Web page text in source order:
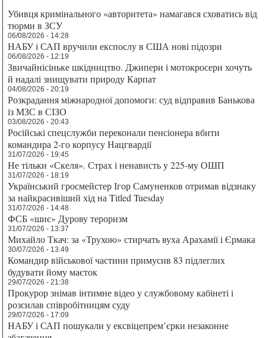
Убивця кримінального «авторитета» намагався сховатись від
тюрми в ЗСУ
06/08/2026 - 14:28
НАБУ і САП вручили експослу в США нові підозри
06/08/2026 - 12:19
Звичайнісіньке шкідництво. Джипери і мотокросери хочуть
й надалі знищувати природу Карпат
04/08/2026 - 20:19
Розкрадання міжнародної допомоги: суд відправив Банькова
із МЗС в СІЗО
03/08/2026 - 20:43
Російські спецслужби переконали пенсіонера вбити
командира 2-го корпусу Нацгвардії
31/07/2026 - 19:45
Не тільки «Скеля». Страх і ненависть у 225-му ОШП
31/07/2026 - 18:19
Український гросмейстер Ігор Самуненков отримав відзнаку
за найкрасивіший хід на Titled Tuesday
31/07/2026 - 14:48
ФСБ «шиє» Дурову тероризм
31/07/2026 - 13:37
Михайло Ткач: за «Трухою» стирчать вуха Арахамії і Єрмака
30/07/2026 - 13:49
Командир військової частини примусив 83 підлеглих
будувати йому маєток
29/07/2026 - 21:38
Прокурор знімав інтимне відео у службовому кабінеті і
розсилав співробітницям суду
29/07/2026 - 17:09
НАБУ і САП пошукали у ексвіцепрем’єрки незаконне